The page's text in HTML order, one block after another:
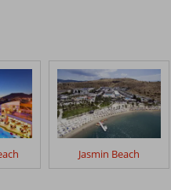
Jasmin Beach